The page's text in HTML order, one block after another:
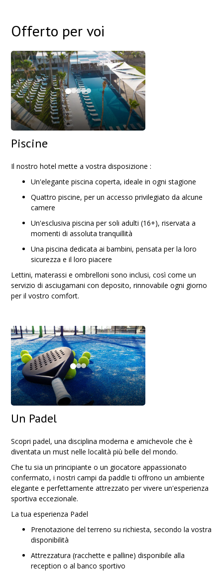
Offerto per voi
Piscine
Il nostro hotel mette a vostra disposizione :
Un'elegante piscina coperta, ideale in ogni stagione
Quattro piscine, per un accesso privilegiato da alcune
camere
Un'esclusiva piscina per soli adulti (16+), riservata a
momenti di assoluta tranquillità
Una piscina dedicata ai bambini, pensata per la loro
sicurezza e il loro piacere
Lettini, materassi e ombrelloni sono inclusi, così come un
servizio di asciugamani con deposito, rinnovabile ogni giorno
per il vostro comfort.
Un Padel
Scopri padel, una disciplina moderna e amichevole che è
diventata un must nelle località più belle del mondo.
Che tu sia un principiante o un giocatore appassionato
confermato, i nostri campi da paddle ti offrono un ambiente
elegante e perfettamente attrezzato per vivere un'esperienza
sportiva eccezionale.
La tua esperienza Padel
Prenotazione del terreno su richiesta, secondo la vostra
disponibilità
Attrezzatura (racchette e palline) disponibile alla
reception o al banco sportivo